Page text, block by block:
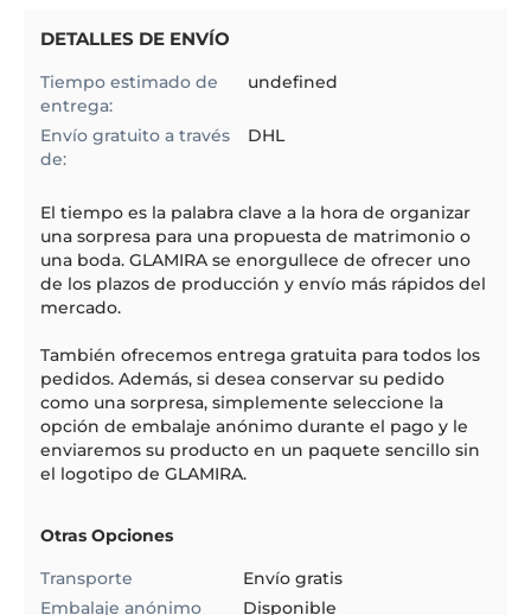
DETALLES DE ENVÍO
Tiempo estimado de
entrega:
undefined
Envío gratuito a través
de:
DHL
El tiempo es la palabra clave a la hora de organizar
una sorpresa para una propuesta de matrimonio o
una boda. GLAMIRA se enorgullece de ofrecer uno
de los plazos de producción y envío más rápidos del
mercado.
También ofrecemos entrega gratuita para todos los
pedidos. Además, si desea conservar su pedido
como una sorpresa, simplemente seleccione la
opción de embalaje anónimo durante el pago y le
enviaremos su producto en un paquete sencillo sin
el logotipo de GLAMIRA.
Otras Opciones
Transporte
Envío gratis
Embalaje anónimo
Disponible